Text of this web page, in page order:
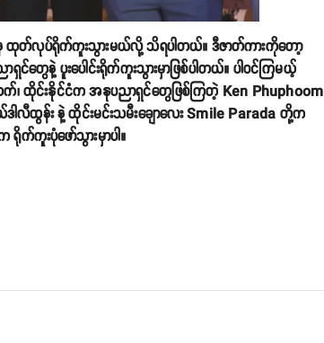
ေ ထုတ်လုပ်ရိုက်ကူးသွားမယ်လို့ သိရပါတယ်။ ဒီဇာတ်ကားကိုတော့
တွေနဲ့ ပူးပေါင်းရိုက်ကူးသွားမှာဖြစ်ပါတယ်။ ပါဝင်ကြမယ့်
က်၊ ထိုင်းနိုင်ငံက အနုပညာရှင်တွေဖြစ်ကြတဲ့ Ken Phuphoom
ါလီထွန်း နဲ့ ထိုင်းမင်းသမီးချောလေး Smile Parada တို့က
ကူးပုံဖော်သွားမှာပါ။